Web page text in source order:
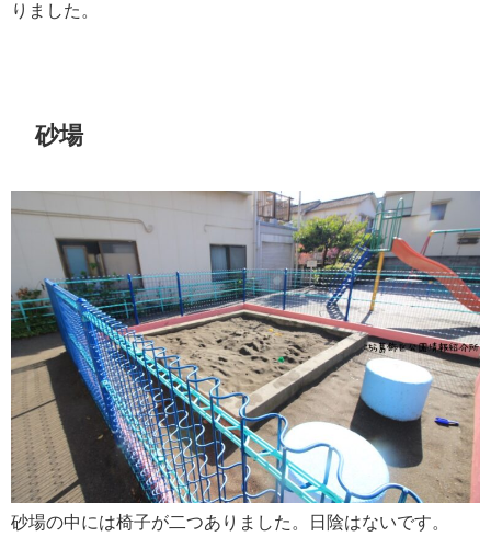
りました。
砂場
砂場の中には椅子が二つありました。日陰はないです。